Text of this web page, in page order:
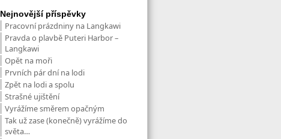
Nejnovější příspěvky
Pracovní prázdniny na Langkawi
Pravda o plavbě Puteri Harbor –
Langkawi
Opět na moři
Prvních pár dní na lodi
Zpět na lodi a spolu
Strašné ujištění
Vyrážíme směrem opačným
Tak už zase (konečně) vyrážíme do
světa…